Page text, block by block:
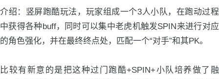
介绍：竖屏跑酷玩法，玩家组成一个3人小队，在跑动过程
中获得各种buff，同时可以集中老虎机触发SPIN来进行对应
的角色强化，并在最终终点处，匹配一个“对手”和其PK。
比较有新意的是把这种过门跑酷+SPIN+小队培养做了融